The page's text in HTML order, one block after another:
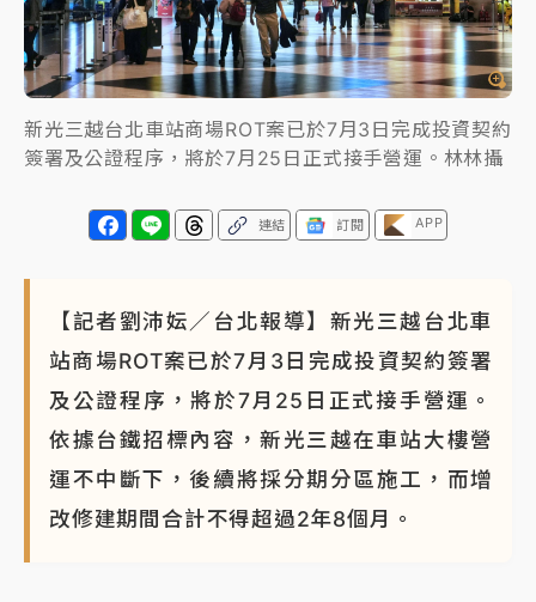
新光三越台北車站商場ROT案已於7月3日完成投資契約
簽署及公證程序，將於7月25日正式接手營運。林林攝
連結 訂閱 APP
【記者劉沛妘／台北報導】新光三越台北車
站商場ROT案已於7月3日完成投資契約簽署
及公證程序，將於7月25日正式接手營運。
依據台鐵招標內容，新光三越在車站大樓營
運不中斷下，後續將採分期分區施工，而增
改修建期間合計不得超過2年8個月。